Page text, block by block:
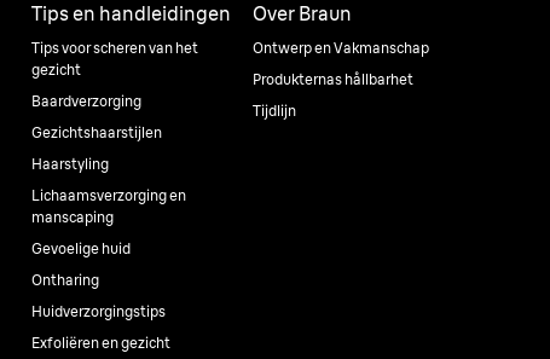
Tips en handleidingen
Tips voor scheren van het
gezicht
Baardverzorging
Gezichtshaarstijlen
Haarstyling
Lichaamsverzorging en
manscaping
Gevoelige huid
Ontharing
Huidverzorgingstips
Exfoliëren en gezicht
Over Braun
Ontwerp en Vakmanschap
Produkternas hållbarhet
Tijdlijn